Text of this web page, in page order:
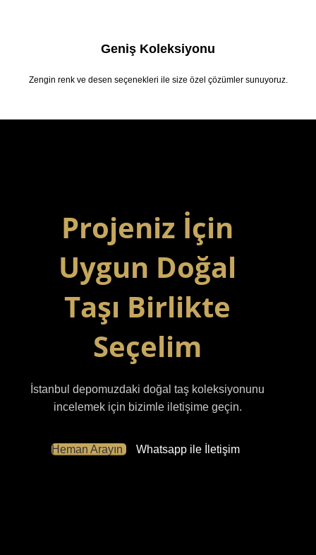
Geniş Koleksiyonu
Zengin renk ve desen seçenekleri ile size özel çözümler sunuyoruz.
Projeniz İçin
Uygun Doğal
Taşı Birlikte
Seçelim
İstanbul depomuzdaki doğal taş koleksiyonunu
incelemek için bizimle iletişime geçin.
Heman Arayın Whatsapp ile İletişim